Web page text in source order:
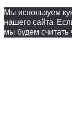
Мы используем
нашего сайта.
мы будем считать